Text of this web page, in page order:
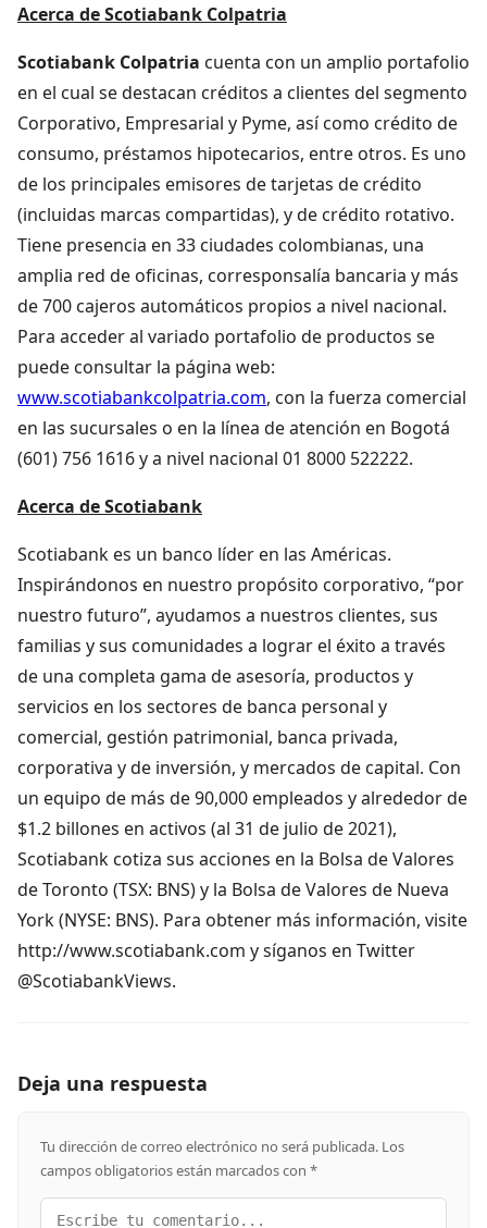
Acerca de Scotiabank Colpatria
Scotiabank Colpatria cuenta con un amplio portafolio
en el cual se destacan créditos a clientes del segmento
Corporativo, Empresarial y Pyme, así como crédito de
consumo, préstamos hipotecarios, entre otros. Es uno
de los principales emisores de tarjetas de crédito
(incluidas marcas compartidas), y de crédito rotativo.
Tiene presencia en 33 ciudades colombianas, una
amplia red de oficinas, corresponsalía bancaria y más
de 700 cajeros automáticos propios a nivel nacional.
Para acceder al variado portafolio de productos se
puede consultar la página web:
www.scotiabankcolpatria.com, con la fuerza comercial
en las sucursales o en la línea de atención en Bogotá
(601) 756 1616 y a nivel nacional 01 8000 522222.
Acerca de Scotiabank
Scotiabank es un banco líder en las Américas.
Inspirándonos en nuestro propósito corporativo, “por
nuestro futuro”, ayudamos a nuestros clientes, sus
familias y sus comunidades a lograr el éxito a través
de una completa gama de asesoría, productos y
servicios en los sectores de banca personal y
comercial, gestión patrimonial, banca privada,
corporativa y de inversión, y mercados de capital. Con
un equipo de más de 90,000 empleados y alrededor de
$1.2 billones en activos (al 31 de julio de 2021),
Scotiabank cotiza sus acciones en la Bolsa de Valores
de Toronto (TSX: BNS) y la Bolsa de Valores de Nueva
York (NYSE: BNS). Para obtener más información, visite
http://www.scotiabank.com y síganos en Twitter
@ScotiabankViews.
Deja una respuesta
Tu dirección de correo electrónico no será publicada. Los
campos obligatorios están marcados con *